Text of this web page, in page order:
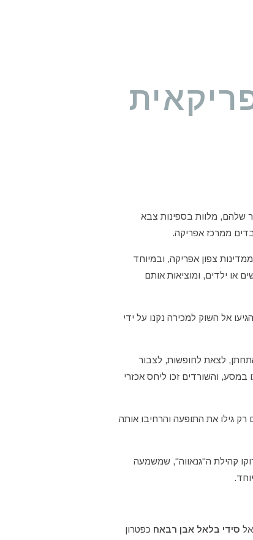
שלהם, מלוות בספינות צבא
ממרכז אפריקה.
צפון אפריקה, ובמיוחד
או ילדים, ומוציאות אותם
אל השוק למכירה נקנו על ידי
לצאת לחופשות, לצבור
והשורדים זכו ליחס אכזרי
גילו את התופעה והרחיבו אותה
קהילת ה"גנאווה", שמשמעה
סידי בלאל אבן רבאח כפטרון